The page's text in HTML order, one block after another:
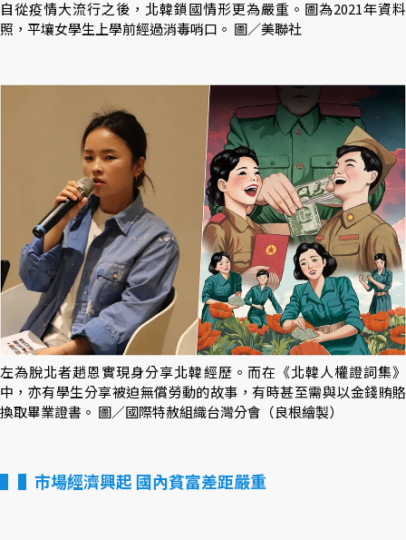
自從疫情大流行之後，北韓鎖國情形更為嚴重。圖為2021年資料
照，平壤女學生上學前經過消毒哨口。 圖／美聯社
左為脫北者趙恩實現身分享北韓經歷。而在《北韓人權證詞集》
中，亦有學生分享被迫無償勞動的故事，有時甚至需與以金錢賄賂
換取畢業證書。 圖／國際特赦組織台灣分會（良根繪製）
▌市場經濟興起 國內貧富差距嚴重